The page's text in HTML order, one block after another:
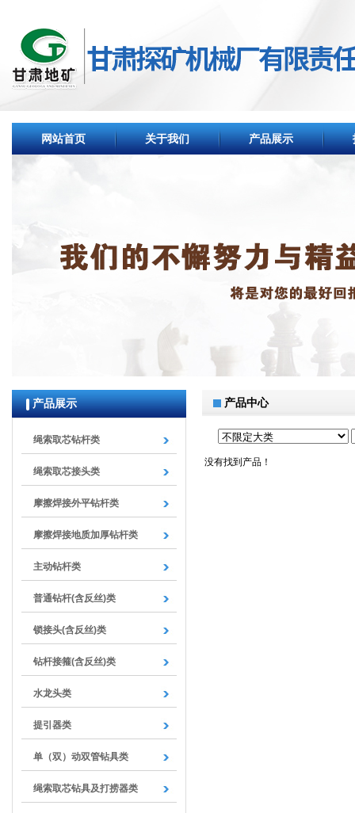
网站首页 关于我们 产品展示
null
产品展示
绳索取芯钻杆类
绳索取芯接头类
摩擦焊接外平钻杆类
摩擦焊接地质加厚钻杆类
主动钻杆类
普通钻杆(含反丝)类
锁接头(含反丝)类
钻杆接箍(含反丝)类
水龙头类
提引器类
单（双）动双管钻具类
绳索取芯钻具及打捞器类
产品中心
没有找到产品！